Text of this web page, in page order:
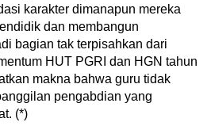
karakter dimanapun mereka
dan membangun
bagian tak terpisahkan dari
HUT PGRI dan HGN tahun
makna bahwa guru tidak
pengabdian yang
(*)